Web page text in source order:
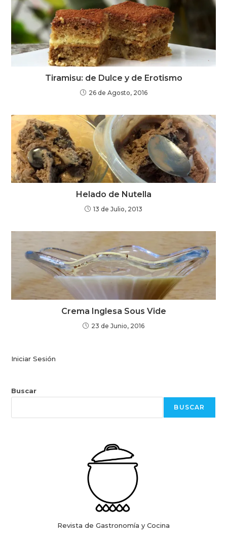
Tiramisu: de Dulce y de Erotismo
26 de Agosto, 2016
Helado de Nutella
13 de Julio, 2013
Crema Inglesa Sous Vide
23 de Junio, 2016
Iniciar Sesión
Buscar
BUSCAR
Revista de Gastronomía y Cocina